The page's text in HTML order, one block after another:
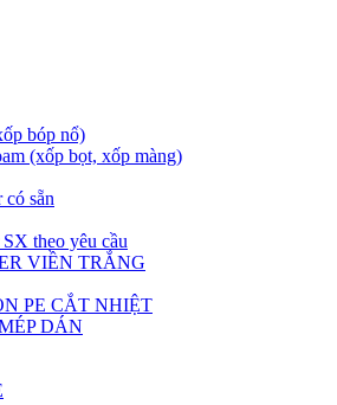
bóp nổ)
(xốp bọt, xốp màng)
sẵn
theo yêu cầu
VIỀN TRẮNG
PE CẮT NHIỆT
DÁN